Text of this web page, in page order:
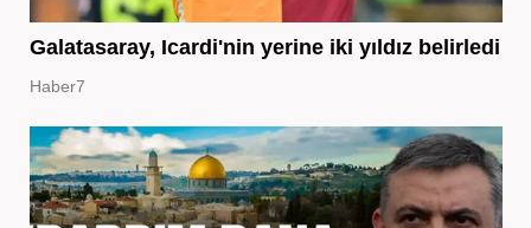
Galatasaray, Icardi'nin yerine iki yıldız belirledi
Haber7